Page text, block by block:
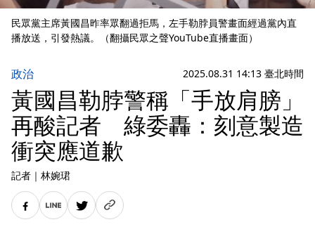
民眾黨主席黃國昌昨率眾翻過拒馬，左手勒脖員警畫面經過黨內直
播放送，引發熱議。（翻攝民眾之聲YouTube直播畫面）
政治 2025.08.31 14:13 臺北時間
黃國昌勒脖警稱「手放肩膀」
再酸記者 綠委轟：刻意製造
衝突應道歉
記者 ｜ 林婉珺